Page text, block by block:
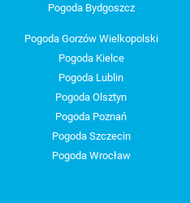
Pogoda Bydgoszcz
Pogoda Gorzów Wielkopolski
Pogoda Kielce
Pogoda Lublin
Pogoda Olsztyn
Pogoda Poznań
Pogoda Szczecin
Pogoda Wrocław